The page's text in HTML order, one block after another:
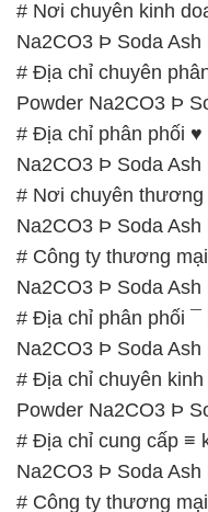
PHÒNG KINH
ĐẮC TRƯỜNG PHÁT
🌐 Website: https://
📞 Hotline:
– 0933.920.505 –
– 028.3756.1835 –
028.3756.1841-
– 0932.660.696 –
0902.765.866
📧 Email:
GIỜ LÀM VIỆC TẠI
TRƯỜNG PHÁT
Thời gian làm việc